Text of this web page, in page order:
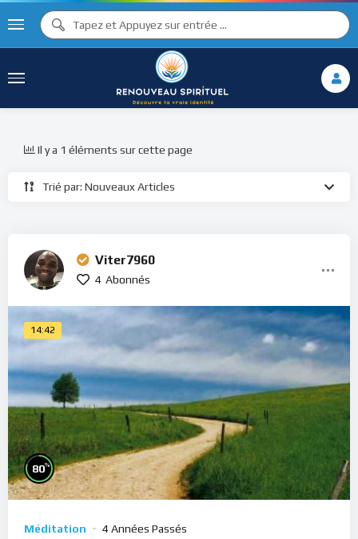
Trié par: Nouveaux Articles
Il y a 1 éléments sur cette page
Viter7960
4 Abonnés
14:42
80%
Méditation 4 Années Passés